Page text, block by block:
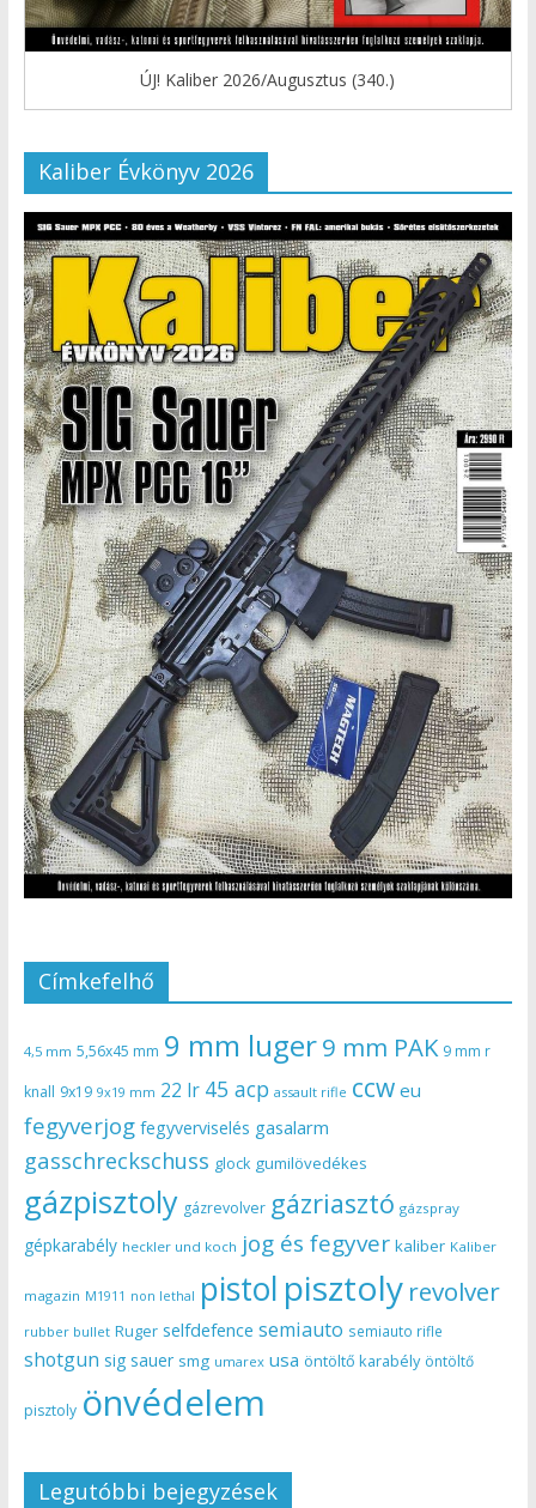
ÚJ! Kaliber 2026/Augusztus (340.)
Kaliber Évkönyv 2026
Címkefelhő
4,5 mm 5,56x45 mm 9 mm luger9 mm PAK 9 mm r
knall 9x19 9x19 mm 22 lr 45 acp assault rifle ccw eu
fegyverjog fegyverviselés gasalarm
gasschreckschuss glock gumilövedékes
gázpisztoly gázrevolver gázriasztó gázspray
gépkarabély heckler und koch jog és fegyver kaliber Kaliber
magazin M1911 non lethal pistol pisztoly revolver
rubber bullet Ruger selfdefence semiauto semiauto rifle
shotgun sig sauer smg umarex usa öntöltő karabély öntöltő
pisztoly önvédelem
Legutóbbi bejegyzések